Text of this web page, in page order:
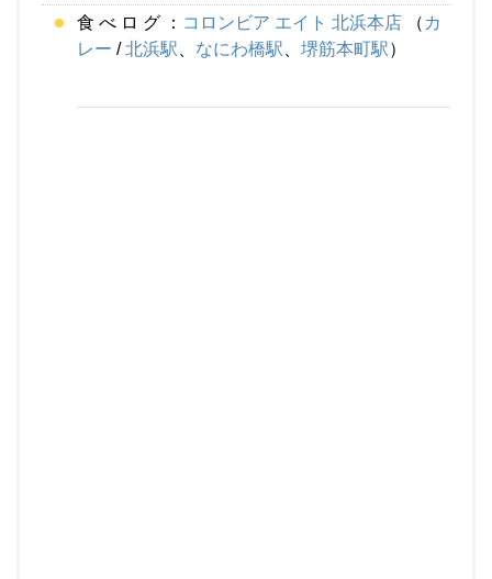
食 べ ロ グ ： コロンビア エイト 北浜本店 （ カ
レー /北浜駅 なにわ橋駅 堺筋本町駅）